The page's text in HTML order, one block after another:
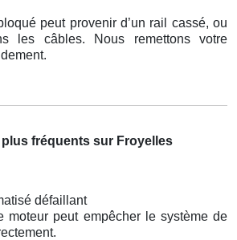
peut provenir d’un rail cassé, ou
les câbles. Nous remettons votre
fréquents sur Froyelles
défaillant
moteur peut empêcher le système de